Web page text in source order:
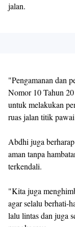
jalan.
"Pengamanan dan
Nomor 10 Tahun
untuk melakukan
ruas jalan titik
Abdhi juga
aman tanpa
terkendali.
"Kita juga
agar selalu berhati-
lalu lintas dan juga